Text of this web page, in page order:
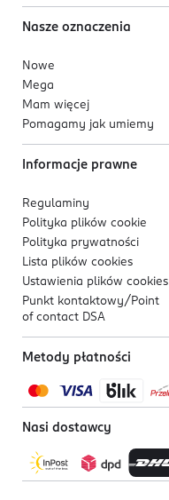
Nasze oznaczenia
Nowe
Mega
Mam więcej
Pomagamy jak umiemy
Informacje prawne
Regulaminy
Polityka plików cookie
Polityka prywatności
Lista plików cookies
Ustawienia plików cookies
Punkt kontaktowy/ Point
of contact DSA
Metody płatności
Nasi dostawcy